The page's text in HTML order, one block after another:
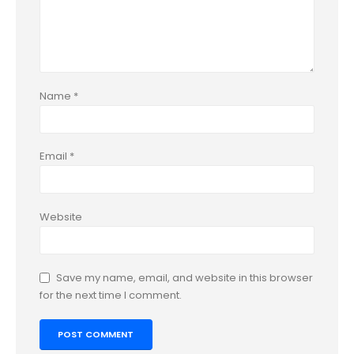
Name *
Email *
Website
Save my name, email, and website in this browser
for the next time I comment.